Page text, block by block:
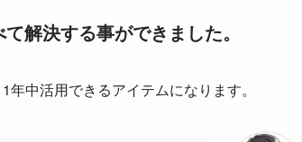
解決する事ができました。
中活用できるアイテムになります。